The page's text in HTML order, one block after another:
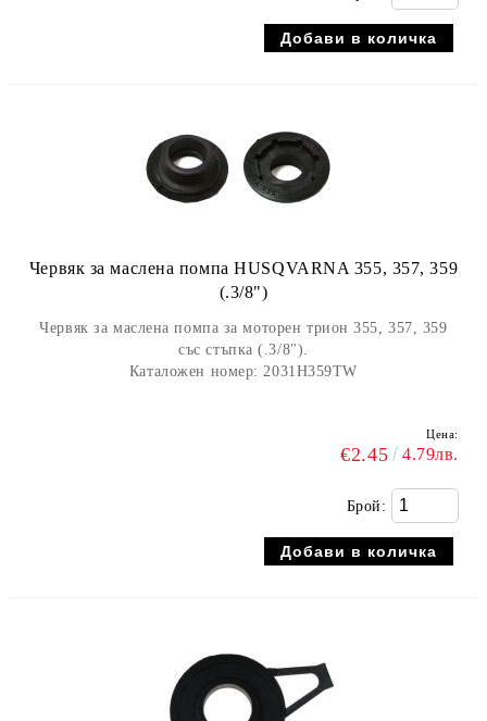
Червяк за маслена помпа HUSQVARNA 355, 357, 359
(.3/8")
Червяк за маслена помпа за моторен трион 355, 357, 359
със стъпка (.3/8").
Каталожен номер: 2031H359TW
Цена:
€2.45 4.79лв.
Брой: